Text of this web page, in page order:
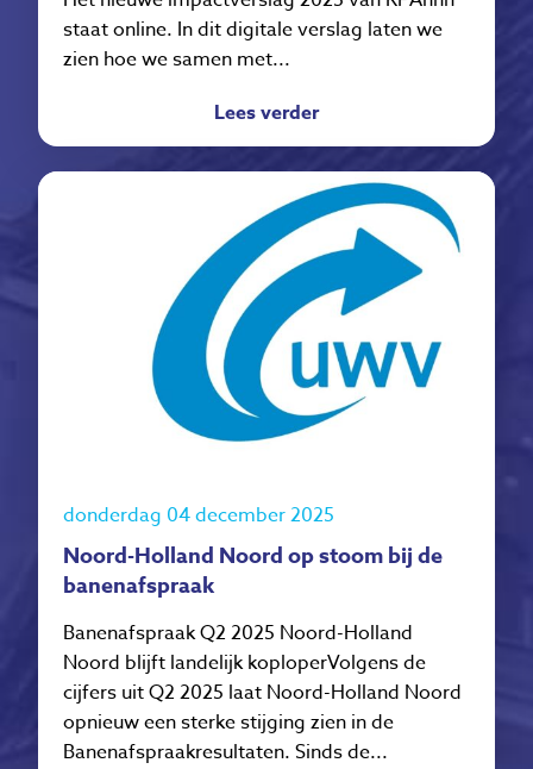
staat online. In dit digitale verslag laten we
zien hoe we samen met...
Lees verder
donderdag 04 december 2025
Noord-Holland Noord op stoom bij de
banenafspraak
Banenafspraak Q2 2025 Noord-Holland
Noord blijft landelijk koploperVolgens de
cijfers uit Q2 2025 laat Noord-Holland Noord
opnieuw een sterke stijging zien in de
Banenafspraakresultaten. Sinds de...